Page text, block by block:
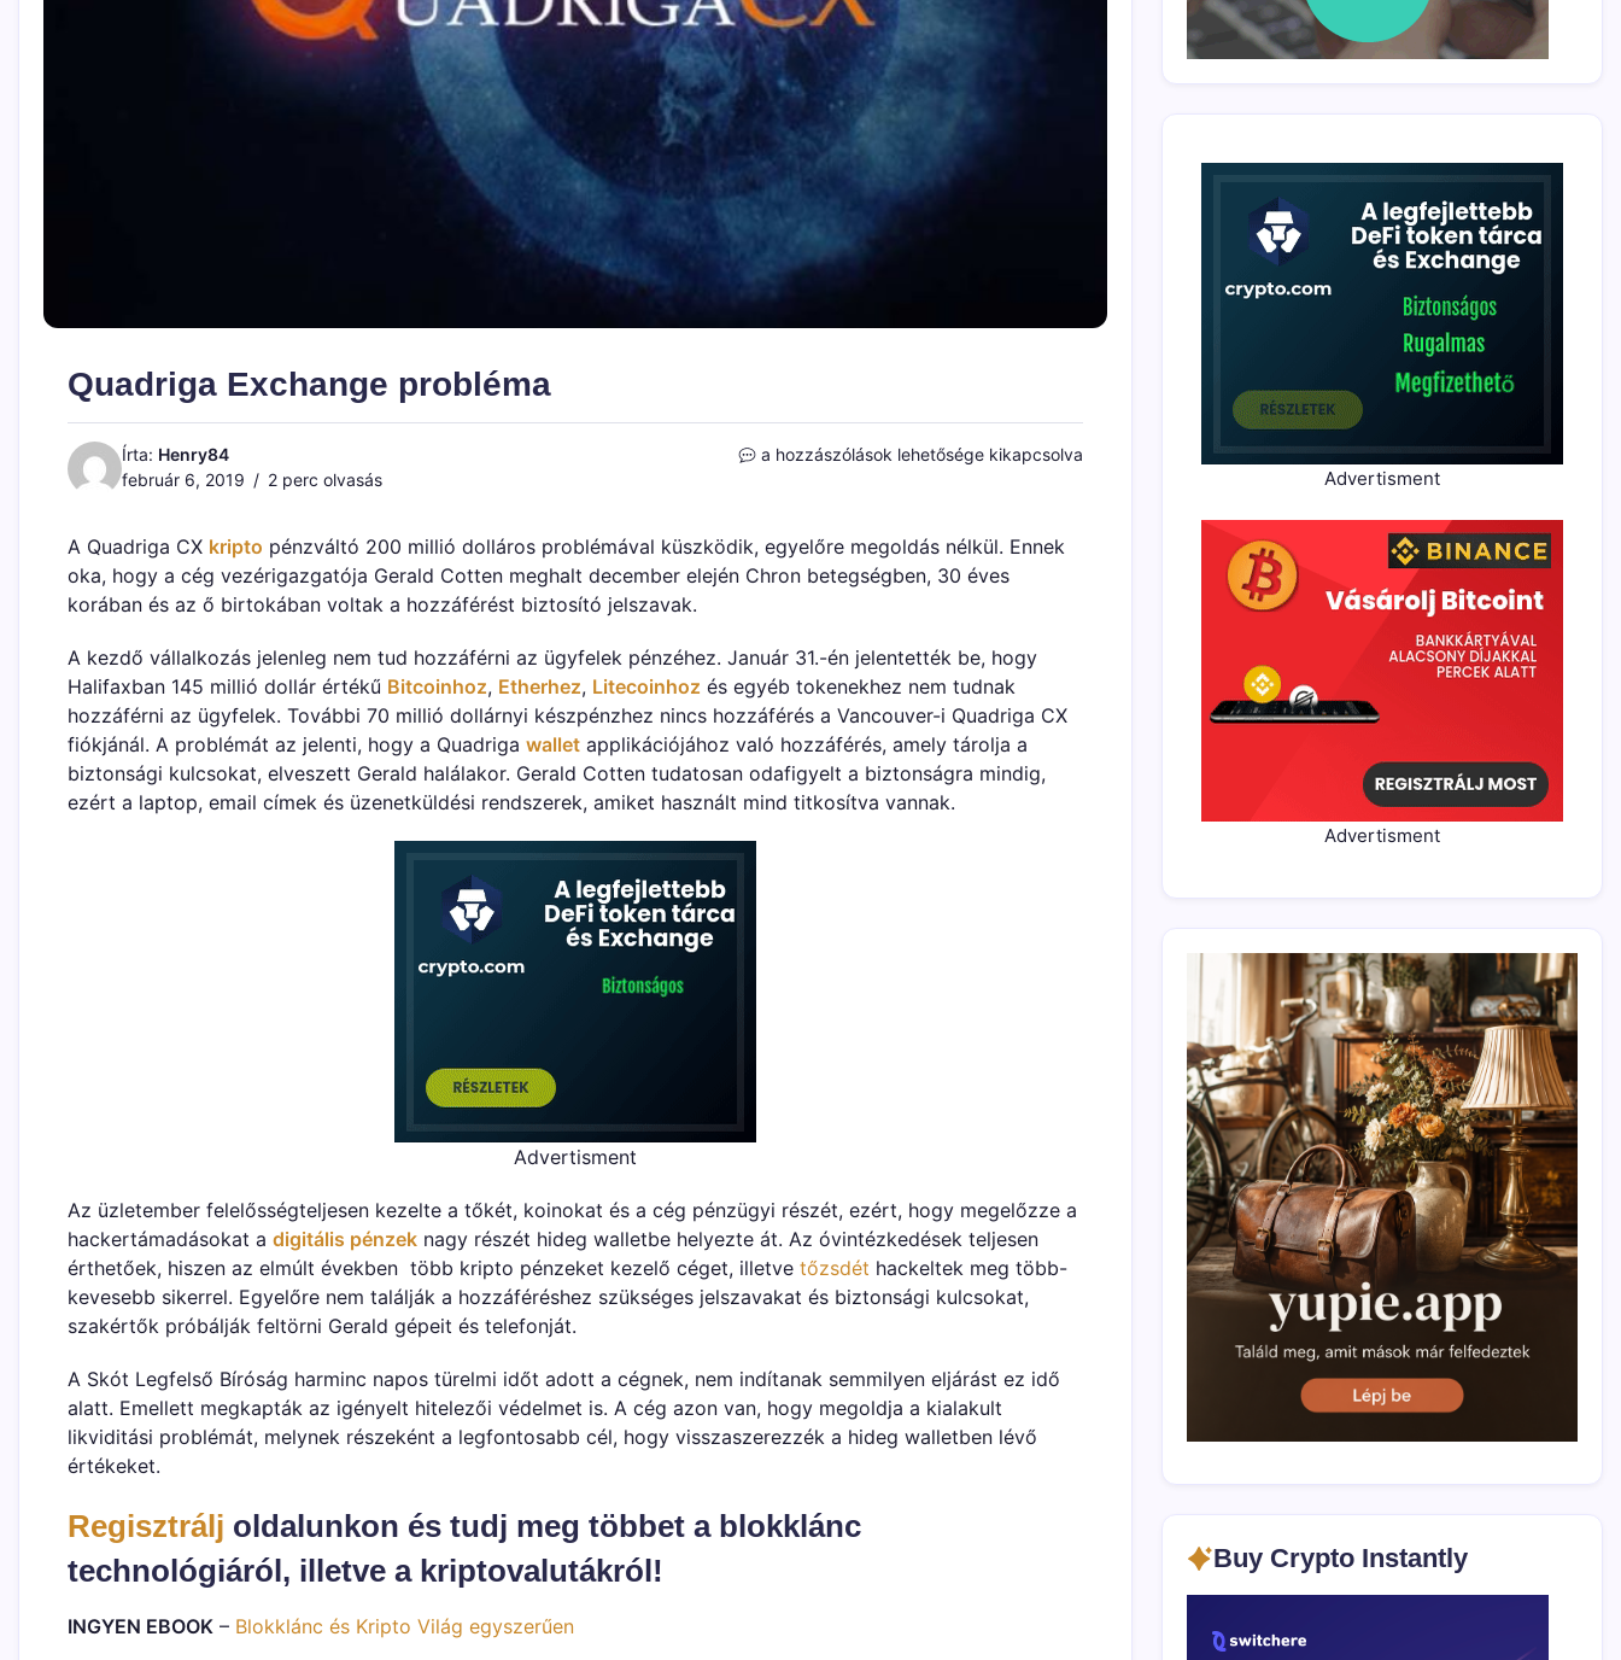
Quadriga Exchange probléma
Írta: Henry84
február 6, 2019
2 perc olvasás
Quadriga
a hozzászólások lehetősége kikapcsolva
A Quadriga CX kripto pénzváltó 200 millió dolláros problémával küszködik, egyelőre megoldás nélkül. Ennek
oka, hogy a cég vezérigazgatója Gerald Cotten meghalt december elején Chron betegségben, 30 éves
korában és az ő birtokában voltak a hozzáférést biztosító jelszavak.
A kezdő vállalkozás jelenleg nem tud hozzáférni az ügyfelek pénzéhez. Január 31.-én jelentették be, hogy
Halifaxban 145 millió dollár értékű Bitcoinhoz, Etherhez, Litecoinhoz és egyéb tokenekhez nem tudnak
hozzáférni az ügyfelek. További 70 millió dollárnyi készpénzhez nincs hozzáférés a Vancouver-i Quadriga CX
fiókjánál. A problémát az jelenti, hogy a Quadriga wallet applikációjához való hozzáférés, amely tárolja a
biztonsági kulcsokat, elveszett Gerald halálakor. Gerald Cotten tudatosan odafigyelt a biztonságra mindig,
ezért a laptop, email címek és üzenetküldési rendszerek, amiket használt mind titkosítva vannak.
Advertisment
Az üzletember felelősségteljesen kezelte a tőkét, koinokat és a cég pénzügyi részét, ezért, hogy megelőzze a
hackertámadásokat a digitális pénzek nagy részét hideg walletbe helyezte át. Az óvintézkedések teljesen
érthetőek, hiszen az elmúlt években több kripto pénzeket kezelő céget, illetve tőzsdét hackeltek meg több-
kevesebb sikerrel. Egyelőre nem találják a hozzáféréshez szükséges jelszavakat és biztonsági kulcsokat,
szakértők próbálják feltörni Gerald gépeit és telefonját.
A Skót Legfelső Bíróság harminc napos türelmi időt adott a cégnek, nem indítanak semmilyen eljárást ez idő
alatt. Emellett megkapták az igényelt hitelezői védelmet is. A cég azon van, hogy megoldja a kialakult
likviditási problémát, melynek részeként a legfontosabb cél, hogy visszaszerezzék a hideg walletben lévő
értékeket.
Regisztrálj oldalunkon és tudj meg többet a blokklánc
technológiáról, illetve a kriptovalutákról!
INGYEN EBOOK – Blokklánc és Kripto Világ egyszerűen
Advertisment
Advertisment
Buy Crypto Instantly